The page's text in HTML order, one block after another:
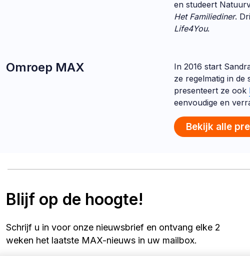
en studeert
Het Familiediner.
Life4You.
Omroep MAX In 2016 start
ze regelmatig in de
presenteert ze ook
eenvoudige en
Bekijk alle
Blijf op de hoogte!
Schrijf u in voor onze nieuwsbrief en ontvang elke 2
weken het laatste MAX-nieuws in uw mailbox.